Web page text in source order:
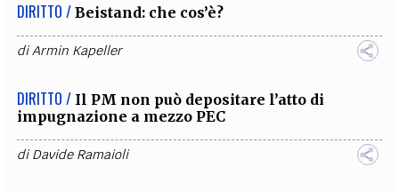
DIRITTO / Beistand: che cos’è?
diArmin Kapeller
DIRITTO / Il PM non può depositare l’atto di
impugnazione a mezzo PEC
diDavide Ramaioli